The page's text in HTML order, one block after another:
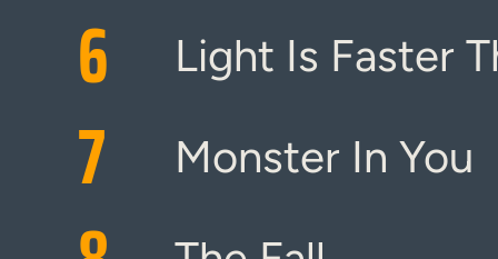
6 Light Is Faster
7 Monster In You